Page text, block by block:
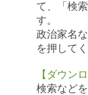
て、「検
す。
政治家名
を押してく
【ダウン
検索など